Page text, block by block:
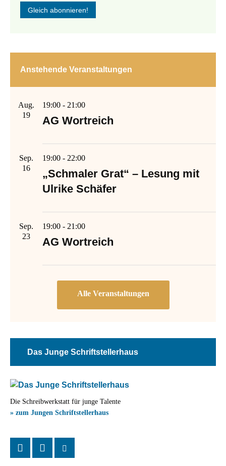
Anstehende Veranstaltungen
Aug.
19
19:00 - 21:00
AG Wortreich
Sep.
16
19:00 - 22:00
„Schmaler Grat“ – Lesung mit
Ulrike Schäfer
Sep.
23
19:00 - 21:00
AG Wortreich
Das Junge Schriftstellerhaus
Die Schreibwerkstatt für junge Talente
» zum Jungen Schriftstellerhaus